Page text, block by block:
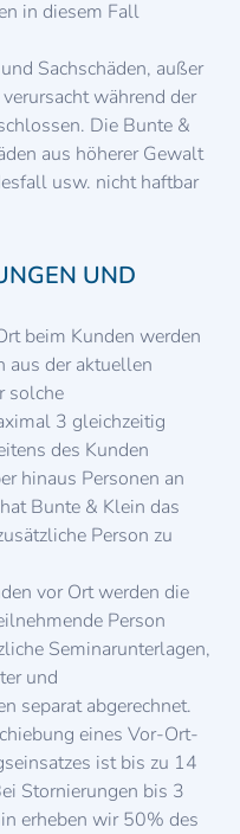
in diesem Fall
Sachschäden, außer
während der
Die Bunte &
aus höherer Gewalt
usw. nicht haftbar
UND
beim Kunden werden
aus der aktuellen
solche
3 gleichzeitig
des Kunden
hinaus Personen an
Bunte & Klein das
Person zu
vor Ort werden die
Person
Seminarunterlagen,
und
separat abgerechnet.
eines Vor-Ort-
ist bis zu 14
Stornierungen bis 3
erheben wir 50% des